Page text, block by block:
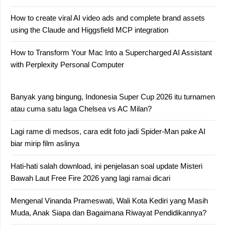
How to create viral AI video ads and complete brand assets
using the Claude and Higgsfield MCP integration
How to Transform Your Mac Into a Supercharged AI Assistant
with Perplexity Personal Computer
Banyak yang bingung, Indonesia Super Cup 2026 itu turnamen
atau cuma satu laga Chelsea vs AC Milan?
Lagi rame di medsos, cara edit foto jadi Spider-Man pake AI
biar mirip film aslinya
Hati-hati salah download, ini penjelasan soal update Misteri
Bawah Laut Free Fire 2026 yang lagi ramai dicari
Mengenal Vinanda Prameswati, Wali Kota Kediri yang Masih
Muda, Anak Siapa dan Bagaimana Riwayat Pendidikannya?